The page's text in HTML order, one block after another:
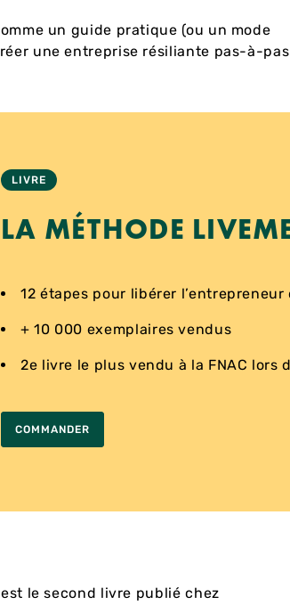
un guide pratique (ou un mode
une entreprise résiliante pas-à-
LIVRE
LA MÉTHODE
12 étapes pour libérer
+ 10 000 exemplaires vendus
2e livre le plus vendu à la FNAC lors
COMMANDER
est le second livre publié chez